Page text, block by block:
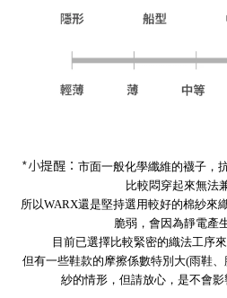
*小提醒： 市面一般化學纖維的襪子，
比較悶穿起來無法
所以WARX還是堅持選用較好的棉紗來
脆弱，會因為靜電產
目前已選擇比較緊密的織法工序
但有一些鞋款的摩擦係數特別大(雨鞋
紗的情形，但請放心，是不會影